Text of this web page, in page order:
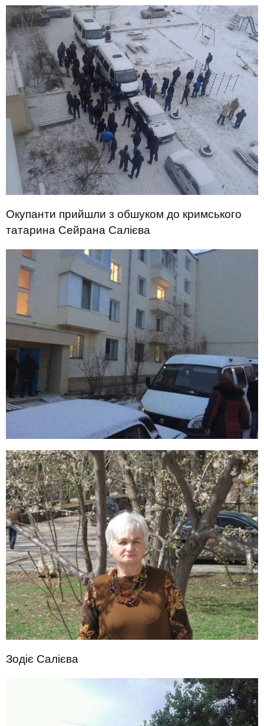
Окупанти прийшли з обшуком до кримського
татарина Сейрана Салієва
Зодіє Салієва